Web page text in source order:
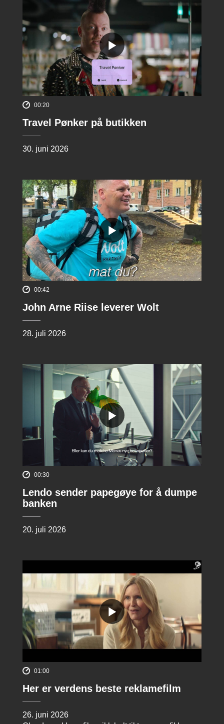
00:20
Travel Pønker på butikken
30. juni 2026
00:42
John Arne Riise leverer Wolt
28. juli 2026
00:30
Lendo sender papegøye for å dumpe
banken
20. juli 2026
01:00
Her er verdens beste reklamefilm
26. juni 2026